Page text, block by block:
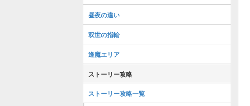
昼夜の違い
双世の指輪
逢魔エリア
ストーリー攻略
ストーリー攻略一覧